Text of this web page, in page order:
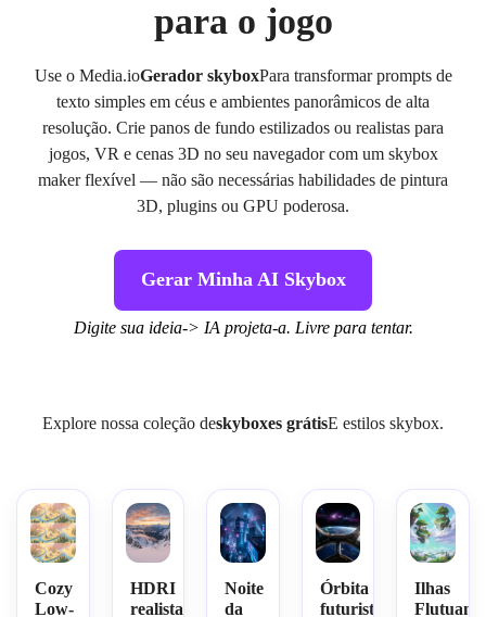
para o jogo
Use o Media.ioGerador skyboxPara transformar prompts de
texto simples em céus e ambientes panorâmicos de alta
resolução. Crie panos de fundo estilizados ou realistas para
jogos, VR e cenas 3D no seu navegador com um skybox
maker flexível — não são necessárias habilidades de pintura
3D, plugins ou GPU poderosa.
Gerar Minha AI Skybox
Digite sua ideia-> IA projeta-a. Livre para tentar.
Explore nossa coleção deskyboxes grátisE estilos skybox.
Cozy
Low-
HDRI
realista
Noite
da
Órbita
futurista
Ilhas